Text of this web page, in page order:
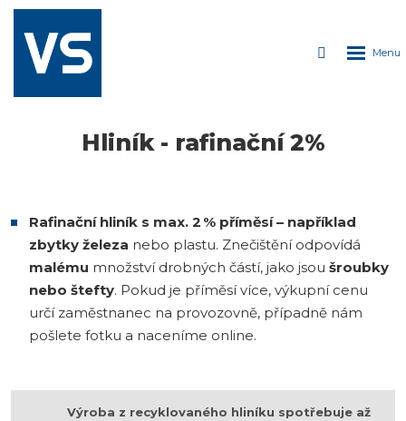
ROZDÁVÁME
PIVO
Každých 150kg
kovu
Hliník - rafinační 2%
Rafinační hliník s max. 2 % příměsí – například
zbytky železa nebo plastu. Znečištění odpovídá
malému množství drobných částí, jako jsou šroubky
nebo štefty. Pokud je příměsí více, výkupní cenu
určí zaměstnanec na provozovně, případně nám
pošlete fotku a naceníme online.
Výroba z recyklovaného hliníku spotřebuje až